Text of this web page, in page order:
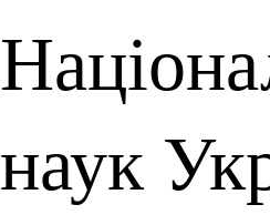
наук